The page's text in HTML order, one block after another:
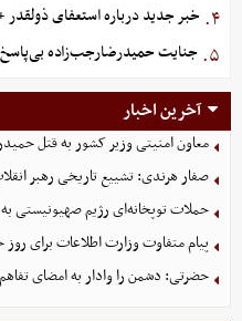
۴. خبر جدید درباره استعفای
۵. جنایت حمیدرضارجب‌زاده بی‌پاسخ
آخرین اخبار
معاون امنیتی وزیر کشور به قتل
صفار هرندی: تشییع تاریخی رهبر
حملات توپخانه‌ای رژیم صهیونیستی
پیام متفاوت وزارت اطلاعات برای روز
حضرتی: دشمن را وادار به امضای